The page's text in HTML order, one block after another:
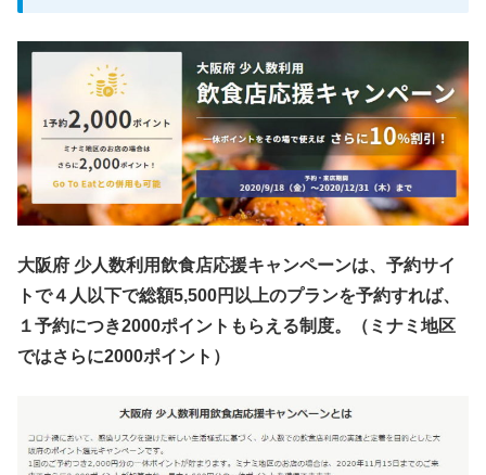
大阪府 少人数利用飲食店応援キャンペーンは、予約サイ
トで４人以下で総額5,500円以上のプランを予約すれば、
１予約につき2000ポイントもらえる制度。（ミナミ地区
ではさらに2000ポイント）